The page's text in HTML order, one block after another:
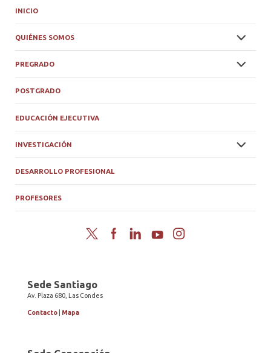
INICIO
QUIÉNES SOMOS
PREGRADO
POSTGRADO
EDUCACIÓN EJECUTIVA
INVESTIGACIÓN
DESARROLLO PROFESIONAL
PROFESORES
Twitter FacebookLinkedInYouTubeInstagram
Sede Santiago
Av. Plaza 680, Las Condes
Contacto Mapa